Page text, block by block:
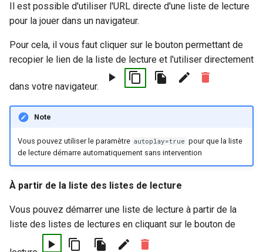
Il est possible d'utiliser l'URL directe d'une liste de lecture
pour la jouer dans un navigateur.
Pour cela, il vous faut cliquer sur le bouton permettant de
recopier le lien de la liste de lecture et l'utiliser directement
dans votre navigateur.
Note
Vous pouvez utiliser le paramètre autoplay=true pour que la liste
de lecture démarre automatiquement sans intervention
À partir de la liste des listes de lecture
Vous pouvez démarrer une liste de lecture à partir de la
liste des listes de lectures en cliquant sur le bouton de